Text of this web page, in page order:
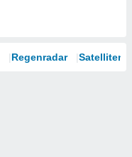
Regenradar Satelliten